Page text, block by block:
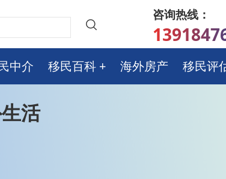
咨询热线：
中介 移民百科 海外房产 移民评
活